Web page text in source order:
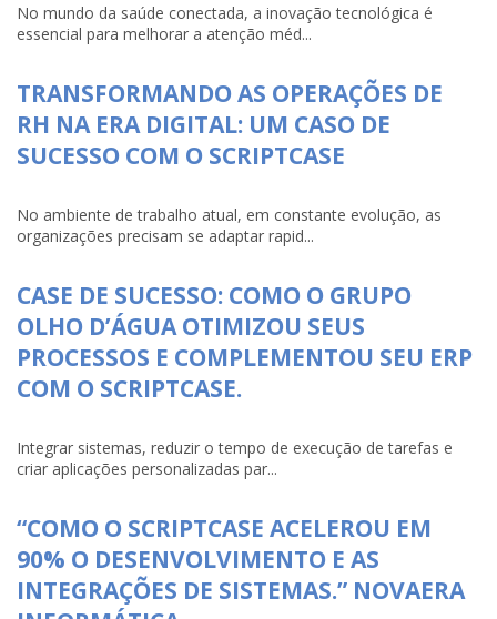
No mundo da saúde conectada, a inovação tecnológica é
essencial para melhorar a atenção méd...
TRANSFORMANDO AS OPERAÇÕES DE
RH NA ERA DIGITAL: UM CASO DE
SUCESSO COM O SCRIPTCASE
No ambiente de trabalho atual, em constante evolução, as
organizações precisam se adaptar rapid...
CASE DE SUCESSO: COMO O GRUPO
OLHO D’ÁGUA OTIMIZOU SEUS
PROCESSOS E COMPLEMENTOU SEU ERP
COM O SCRIPTCASE.
Integrar sistemas, reduzir o tempo de execução de tarefas e
criar aplicações personalizadas par...
“COMO O SCRIPTCASE ACELEROU EM
90% O DESENVOLVIMENTO E AS
INTEGRAÇÕES DE SISTEMAS.” NOVAERA